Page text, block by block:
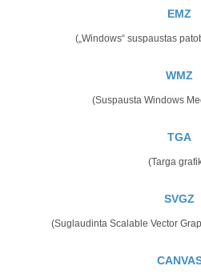
EMZ
(„Windows“ suspaustas
WMZ
(Suspausta Windows
TGA
(Targa
SVGZ
(Suglaudinta Scalable Vector